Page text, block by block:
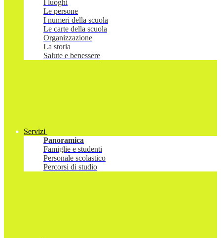
I luoghi
Le persone
I numeri della scuola
Le carte della scuola
Organizzazione
La storia
Salute e benessere
Servizi
Panoramica
Famiglie e studenti
Personale scolastico
Percorsi di studio